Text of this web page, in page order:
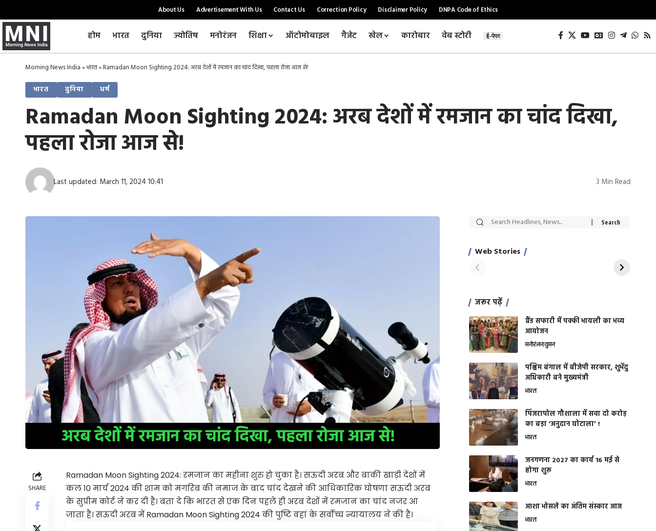
About Us Advertisement With Us Contact Us Correction Policy Disclaimer Policy DNPA Code of Ethics
होम भारत दुनिया ज्योतिष मनोरंजन शिक्षा ऑटोमोबाइल गैजेट खेल कारोबार वेब स्टोरी ई-पेपर
Morning News India»भारत»Ramadan Moon Sighting 2024: अरब देशों में रमजान का चांद दिखा, पहला रोजा आज से!
भारत दुनिया धर्म
Ramadan Moon Sighting 2024: अरब देशों में रमजान का चांद दिखा,
पहला रोजा आज से!
Last updated: March 11, 2024 10:41 3 Min Read
SHARE
Ramadan Moon Sighting 2024:रमजानका महीना शुरु हो चुका है। सऊदी अरब और बाकी खाड़ी देशों में
कल 10 मार्च 2024 की शाम को मगरिब की नमाज के बाद चांद देखने की आधिकारिक घोषणा सऊदी अरब
के सुप्रीम कोर्ट ने कर दी है। बता दे कि भारत से एक दिन पहले ही अरब देशों में रमजान का चांद नजर आ
जाता है। सऊदी अरब में Ramadan Moon Sighting 2024 की पुष्टि वहां के सर्वोच्च न्यायालय ने की है।
Web Stories
सट्टेबाजी में अरेस्ट हुए
साहिल खान
रोज एक कच्चे लहसुन
जरूर पढ़ें
ग्रैंड सफारी में पक्की भायली का भव्य
आयोजन
मनोरंजनवुमन
पश्चिम बंगाल में बीजेपी सरकार, शुभेंदु
अधिकारी बने मुख्यमंत्री
भारत
​पिंजरापोल गौशाला में सवा दो करोड़
का बड़ा ‘अनुदान घोटाला’ !
भारत
जनगणना 2027 का कार्य 16 मई से
होगा शुरू
भारत
आशा भोसले का अंतिम संस्कार आज
भारत